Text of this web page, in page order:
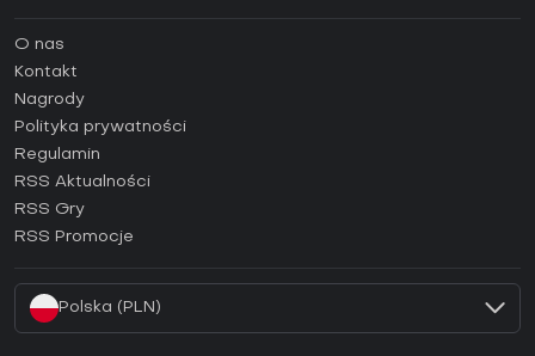
Poradniki
Jak aktywować klucz Steam (CD Key)?
Jak aktywować klucz Epic Games (CD Key)?
Jak aktywować klucz GOG (CD Key)?
Jak aktywować klucz Ubisoft Connect (CD Key)?
Jak aktywować klucz EA App (CD Key)?
O nas
Kontakt
Nagrody
Polityka prywatności
Regulamin
RSS Aktualności
RSS Gry
RSS Promocje
Polska (PLN)